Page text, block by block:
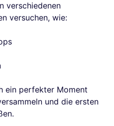
verschiedenen
versuchen, wie:
ein perfekter Moment
und die ersten